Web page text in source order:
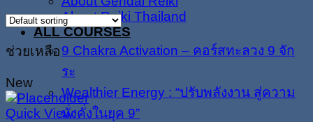
About Reiki Thailand
ALL COURSES
9 Chakra Activation – คอร์สทะลวง 9 จัก
ระ
Wealthier Energy : “ปรับพลังงาน สู่ความ
มั่งคั่งในยุค 9”
ช่วยเหลือ
New
Quick View